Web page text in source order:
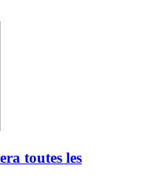
toutes les